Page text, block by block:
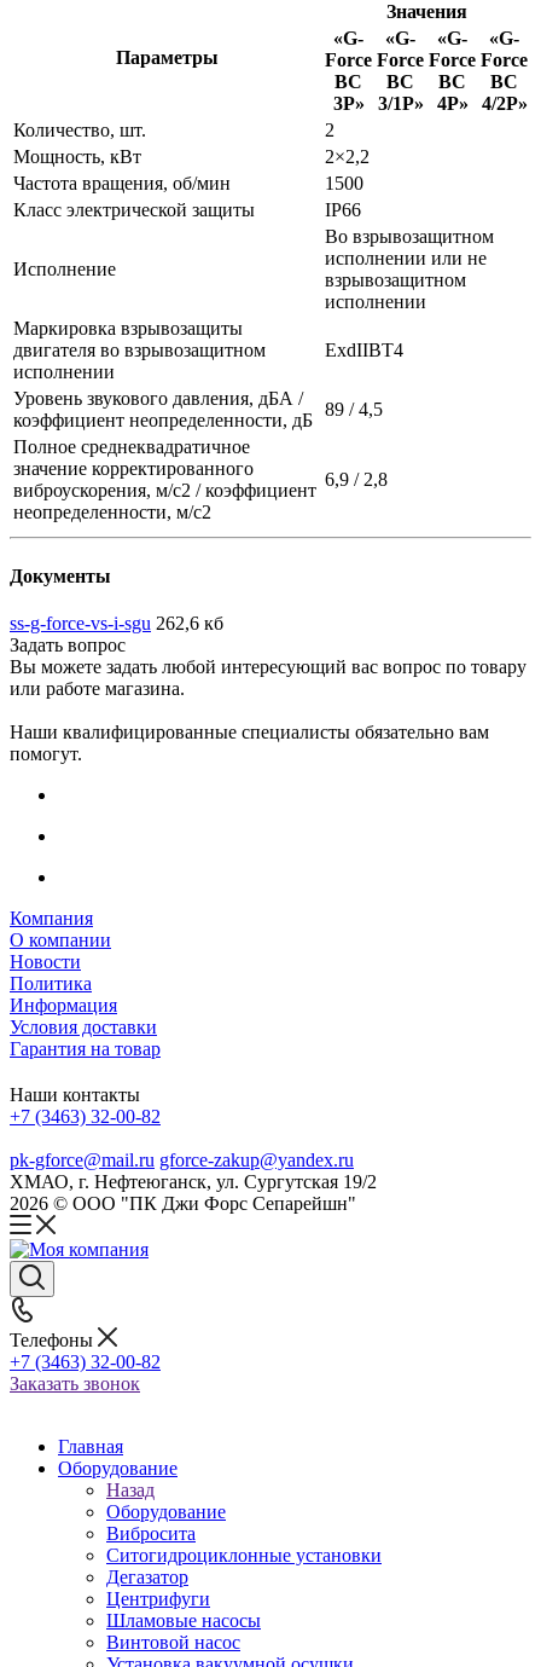
Параметры
Значения
«G-
Force
ВС
3P»
«G-
Force
ВС
3/1P»
«G-
Force
ВС
4P»
«G-
Force
ВС
4/2P»
Количество, шт.
2
Мощность, кВт
2×2,2
Частота вращения, об/мин
1500
Класс электрической защиты
IP66
Исполнение
Во взрывозащитном
исполнении или не
взрывозащитном
исполнении
Маркировка взрывозащиты
двигателя во взрывозащитном
исполнении
ЕхdIIBT4
Уровень звукового давления, дБА /
коэффициент неопределенности, дБ
89 / 4,5
Полное среднеквадратичное
значение корректированного
виброускорения, м/с2 / коэффициент
неопределенности, м/с2
6,9 / 2,8
Документы
ss-g-force-vs-i-sgu 262,6 кб
Задать вопрос
Вы можете задать любой интересующий вас вопрос по товару
или работе магазина.
Наши квалифицированные специалисты обязательно вам
помогут.
Компания
О компании
Новости
Политика
Информация
Условия доставки
Гарантия на товар
Наши контакты
+7 (3463) 32-00-82
pk-gforce@mail.ru gforce-zakup@yandex.ru
ХМАО, г. Нефтеюганск, ул. Сургутская 19/2
2026 © ООО "ПК Джи Форс Сепарейшн"
Телефоны
+7 (3463) 32-00-82
Заказать звонок
Главная
Оборудование
Назад
Оборудование
Вибросита
Ситогидроциклонные установки
Дегазатор
Центрифуги
Шламовые насосы
Винтовой насос